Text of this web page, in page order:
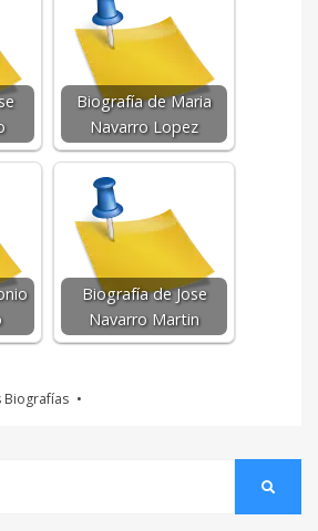
Biografía de Maria
Navarro Lopez
Biografía de Jose
Navarro Martin
Biografías